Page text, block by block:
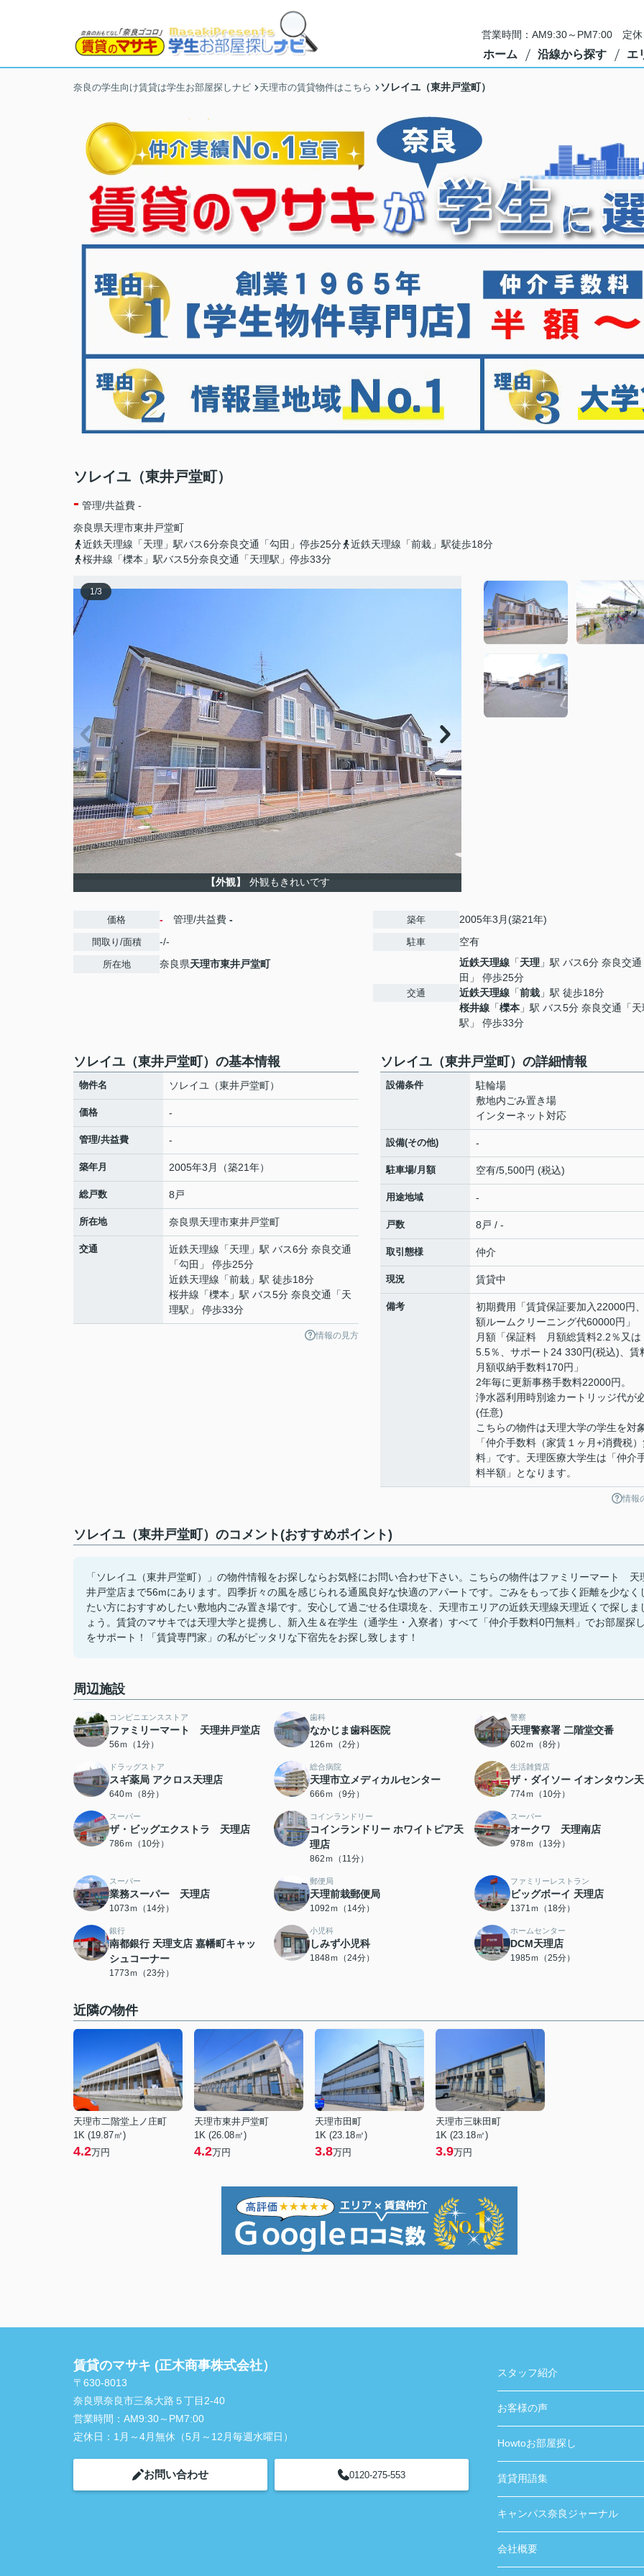
営業時間：AM9:30～PM7:00 定休
ホーム 沿線から探す エ
奈良の学生向け賃貸は学生お部屋探しナビ 天理市の賃貸物件はこちら ソレイユ（東井戸堂町）
ソレイユ（東井戸堂町）
- 管理/共益費 -
奈良県天理市東井戸堂町
近鉄天理線「天理」駅バス6分奈良交通「勾田」停歩25分
近鉄天理線「前栽」駅徒歩18分
桜井線「櫟本」駅バス5分奈良交通「天理駅」停歩33分
1/3
【外観】 外観もきれいです
価格 - 管理/共益費 -
間取り/面積 -/-
所在地 奈良県天理市東井戸堂町
築年 2005年3月(築21年)
駐車 空有
交通
近鉄天理線 「天理 」駅 バス6分 奈良交
田」 停歩25分
近鉄天理線 「前栽 」駅 徒歩18分
桜井線 「櫟本 」駅 バス5分 奈良交通「天
駅」 停歩33分
ソレイユ（東井戸堂町）の基本情報
物件名 ソレイユ（東井戸堂町）
価格 -
管理/共益費 -
築年月 2005年3月（築21年）
総戸数 8戸
所在地 奈良県天理市東井戸堂町
交通 近鉄天理線 「天理 」駅 バス6分 奈良交通
「勾田」 停歩25分
近鉄天理線 「前栽 」駅 徒歩18分
桜井線 「櫟本 」駅 バス5分 奈良交通「天
理駅」 停歩33分
情報の見方
ソレイユ（東井戸堂町）の詳細情報
設備条件
駐輪場
敷地内ごみ置き場
インターネット対応
設備(その他) -
駐車場/月額 空有/5,500円 (税込)
用途地域 -
戸数 8戸 / -
取引態様 仲介
現況 賃貸中
備考
初期費用「賃貸保証要加入22000円
額ルームクリーニング代60000円」
月額「保証料 月額総賃料2.2％又は
5.5％、サポート24 330円(税込)、賃
月額収納手数料170円」
2年毎に更新事務手数料22000円。
浄水器利用時別途カートリッジ代が
(任意)
こちらの物件は天理大学の学生を対
「仲介手数料（家賃１ヶ月+消費税
料」です。天理医療大学生は「仲介
料半額」となります。
情報
ソレイユ（東井戸堂町）のコメント(おすすめポイント)
「ソレイユ（東井戸堂町）」の物件情報をお探しならお気軽にお問い合わせ下さい。こちらの物件はファミリーマート 天
井戸堂店まで56mにあります。四季折々の風を感じられる通風良好な快適のアパートです。ごみをもって歩く距離を少なく
たい方におすすめしたい敷地内ごみ置き場です。安心して過ごせる住環境を、天理市エリアの近鉄天理線天理近くで探しま
ょう。賃貸のマサキでは天理大学と提携し、新入生＆在学生（通学生・入寮者）すべて「仲介手数料0円無料」でお部屋探
をサポート！「賃貸専門家」の私がピッタリな下宿先をお探し致します！
周辺施設
コンビニエンスストア
ファミリーマート 天理井戸堂店
56ｍ（1分）
歯科
なかじま歯科医院
126ｍ（2分）
警察
天理警察署 二階堂交番
602ｍ（8分）
ドラッグストア
スギ薬局 アクロス天理店
640ｍ（8分）
総合病院
天理市立メディカルセンター
666ｍ（9分）
生活雑貨店
ザ・ダイソー イオンタウン
774ｍ（10分）
スーパー
ザ・ビッグエクストラ 天理店
786ｍ（10分）
コインランドリー
コインランドリー ホワイトピア天
理店
862ｍ（11分）
スーパー
オークワ 天理南店
978ｍ（13分）
スーパー
業務スーパー 天理店
1073ｍ（14分）
郵便局
天理前栽郵便局
1092ｍ（14分）
ファミリーレストラン
ビッグボーイ 天理店
1371ｍ（18分）
銀行
南都銀行 天理支店 嘉幡町キャッ
シュコーナー
1773ｍ（23分）
小児科
しみず小児科
1848ｍ（24分）
ホームセンター
DCM天理店
1985ｍ（25分）
近隣の物件
天理市二階堂上ノ庄町
1K (19.87㎡)
4.2万円
天理市東井戸堂町
1K (26.08㎡)
4.2万円
天理市田町
1K (23.18㎡)
3.8万円
天理市三昧田町
1K (23.18㎡)
3.9万円
賃貸のマサキ (正木商事株式会社）
〒630-8013
奈良県奈良市三条大路５丁目2-40
営業時間： AM9:30～PM7:00
定休日： 1月～4月無休（5月～12月毎週水曜日）
お問い合わせ 0120-275-553
スタッフ紹介
お客様の声
Howtoお部屋探し
賃貸用語集
キャンパス奈良ジャーナル
会社概要